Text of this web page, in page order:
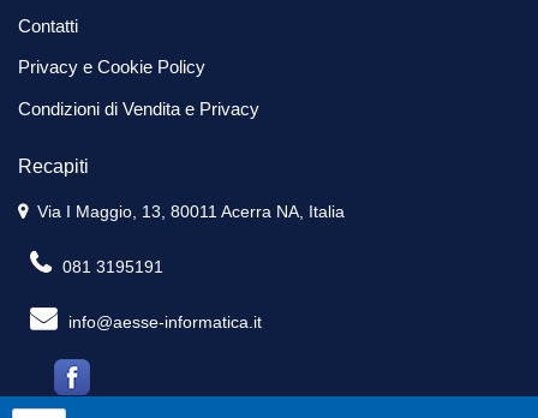
Contatti
Privacy e Cookie Policy
Condizioni di Vendita e Privacy
Recapiti
Via I Maggio, 13, 80011 Acerra NA, Italia
081 3195191
info@aesse-informatica.it